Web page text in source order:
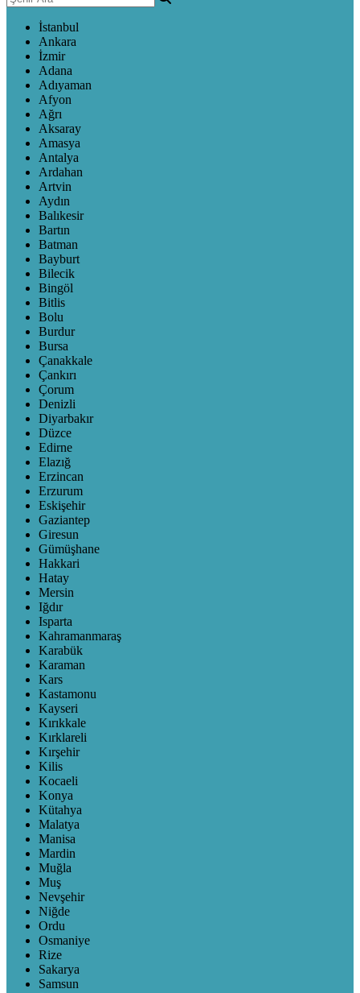
İstanbul
Ankara
İzmir
Adana
Adıyaman
Afyon
Ağrı
Aksaray
Amasya
Antalya
Ardahan
Artvin
Aydın
Balıkesir
Bartın
Batman
Bayburt
Bilecik
Bingöl
Bitlis
Bolu
Burdur
Bursa
Çanakkale
Çankırı
Çorum
Denizli
Diyarbakır
Düzce
Edirne
Elazığ
Erzincan
Erzurum
Eskişehir
Gaziantep
Giresun
Gümüşhane
Hakkari
Hatay
Mersin
Iğdır
Isparta
Kahramanmaraş
Karabük
Karaman
Kars
Kastamonu
Kayseri
Kırıkkale
Kırklareli
Kırşehir
Kilis
Kocaeli
Konya
Kütahya
Malatya
Manisa
Mardin
Muğla
Muş
Nevşehir
Niğde
Ordu
Osmaniye
Rize
Sakarya
Samsun